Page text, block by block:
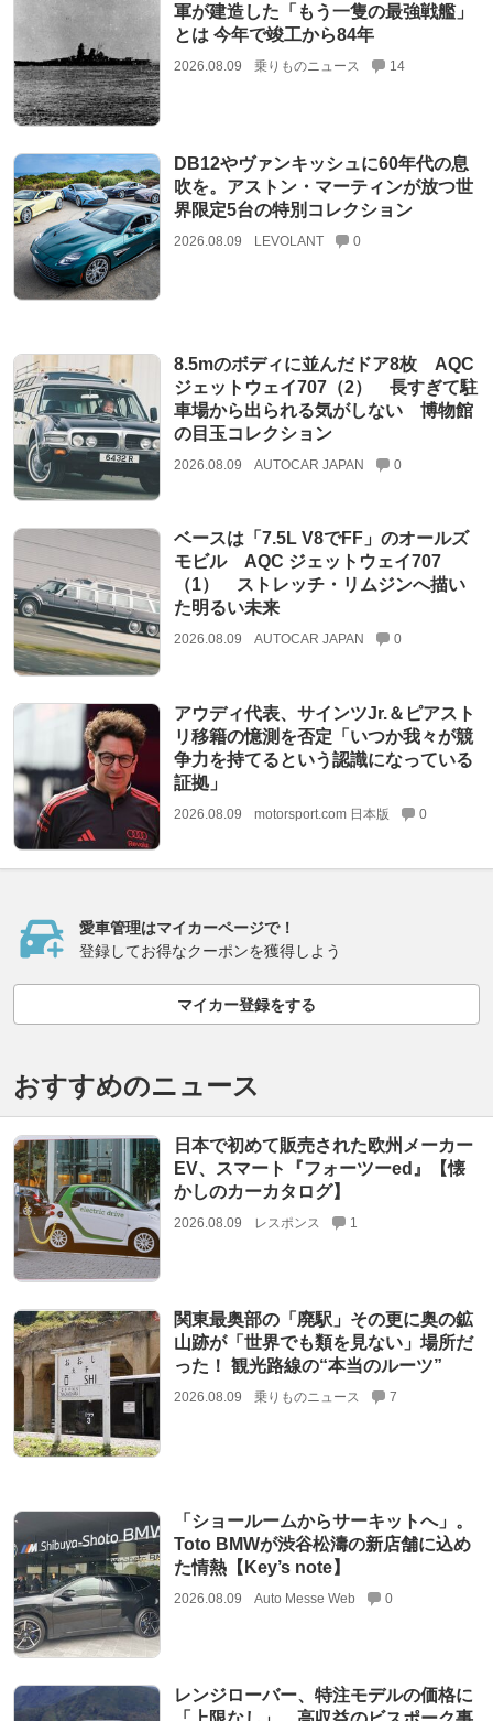
軍が建造した「もう一隻の最強戦艦」
とは 今年で竣工から84年
2026.08.09 乗りものニュース 14
DB12やヴァンキッシュに60年代の息
吹を。アストン・マーティンが放つ世
界限定5台の特別コレクション
2026.08.09 LEVOLANT 0
8.5mのボディに並んだドア8枚 AQC
ジェットウェイ707（2） 長すぎて駐
車場から出られる気がしない 博物館
の目玉コレクション
2026.08.09 AUTOCAR JAPAN 0
ベースは「7.5L V8でFF」のオールズ
モビル AQC ジェットウェイ707
（1） ストレッチ・リムジンへ描い
た明るい未来
2026.08.09 AUTOCAR JAPAN 0
アウディ代表、サインツJr.＆ピアスト
リ移籍の憶測を否定「いつか我々が競
争力を持てるという認識になっている
証拠」
2026.08.09 motorsport.com 日本版 0
愛車管理はマイカーページで！
登録してお得なクーポンを獲得しよう
マイカー登録をする
おすすめのニュース
日本で初めて販売された欧州メーカー
EV、スマート『フォーツーed』【懐
かしのカーカタログ】
2026.08.09 レスポンス 1
関東最奥部の「廃駅」その更に奥の鉱
山跡が「世界でも類を見ない」場所だ
った！ 観光路線の“本当のルーツ”
2026.08.09 乗りものニュース 7
「ショールームからサーキットへ」。
Toto BMWが渋谷松濤の新店舗に込め
た情熱【Key’s note】
2026.08.09 Auto Messe Web 0
レンジローバー、特注モデルの価格に